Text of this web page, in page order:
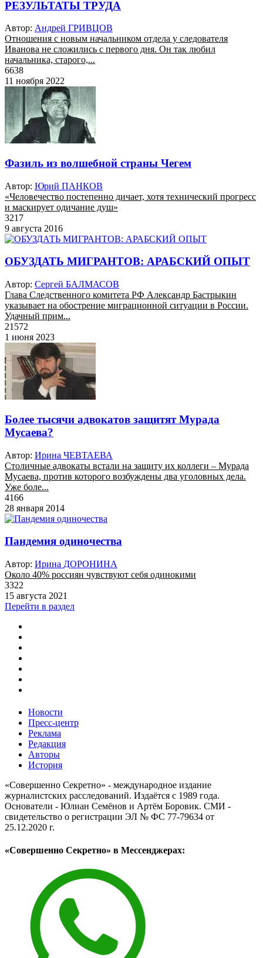
РЕЗУЛЬТАТЫ ТРУДА
Автор: Андрей ГРИВЦОВ
Отношения с новым начальником отдела у следователя
Иванова не сложились с первого дня. Он так любил
начальника, старого,...
6638
11 ноября 2022
Фазиль из волшебной страны Чегем
Автор: Юрий ПАНКОВ
«Человечество постепенно дичает, хотя технический прогресс
и маскирует одичание душ»
3217
9 августа 2016
ОБУЗДАТЬ МИГРАНТОВ: АРАБСКИЙ ОПЫТ
Автор: Сергей БАЛМАСОВ
Глава Следственного комитета РФ Александр Бастрыкин
указывает на обострение миграционной ситуации в России.
Удачный прим...
21572
1 июня 2023
Более тысячи адвокатов защитят Мурада
Мусаева?
Автор: Ирина ЧЕВТАЕВА
Столичные адвокаты встали на защиту их коллеги – Мурада
Мусаева, против которого возбуждены два уголовных дела.
Уже боле...
4166
28 января 2014
Пандемия одиночества
Автор: Ирина ДОРОНИНА
Около 40% россиян чувствуют себя одинокими
3322
15 августа 2021
Перейти в раздел
Новости
Пресс-центр
Реклама
Редакция
Авторы
История
«Совершенно Секретно» - международное издание
журналистских расследований. Издаётся с 1989 года.
Основатели - Юлиан Семёнов и Артём Боровик. CМИ -
свидетельство о регистрации ЭЛ № ФС 77-79634 от
25.12.2020 г.
«Совершенно Секретно» в Мессенджерах: